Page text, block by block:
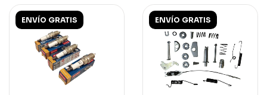
ENVÍO GRATIS ENVÍO GRATIS